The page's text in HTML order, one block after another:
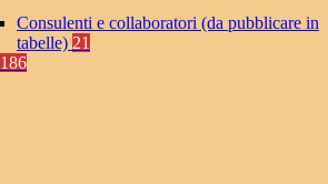
Consulenti e collaboratori (da pubblicare in
tabelle) 21
186